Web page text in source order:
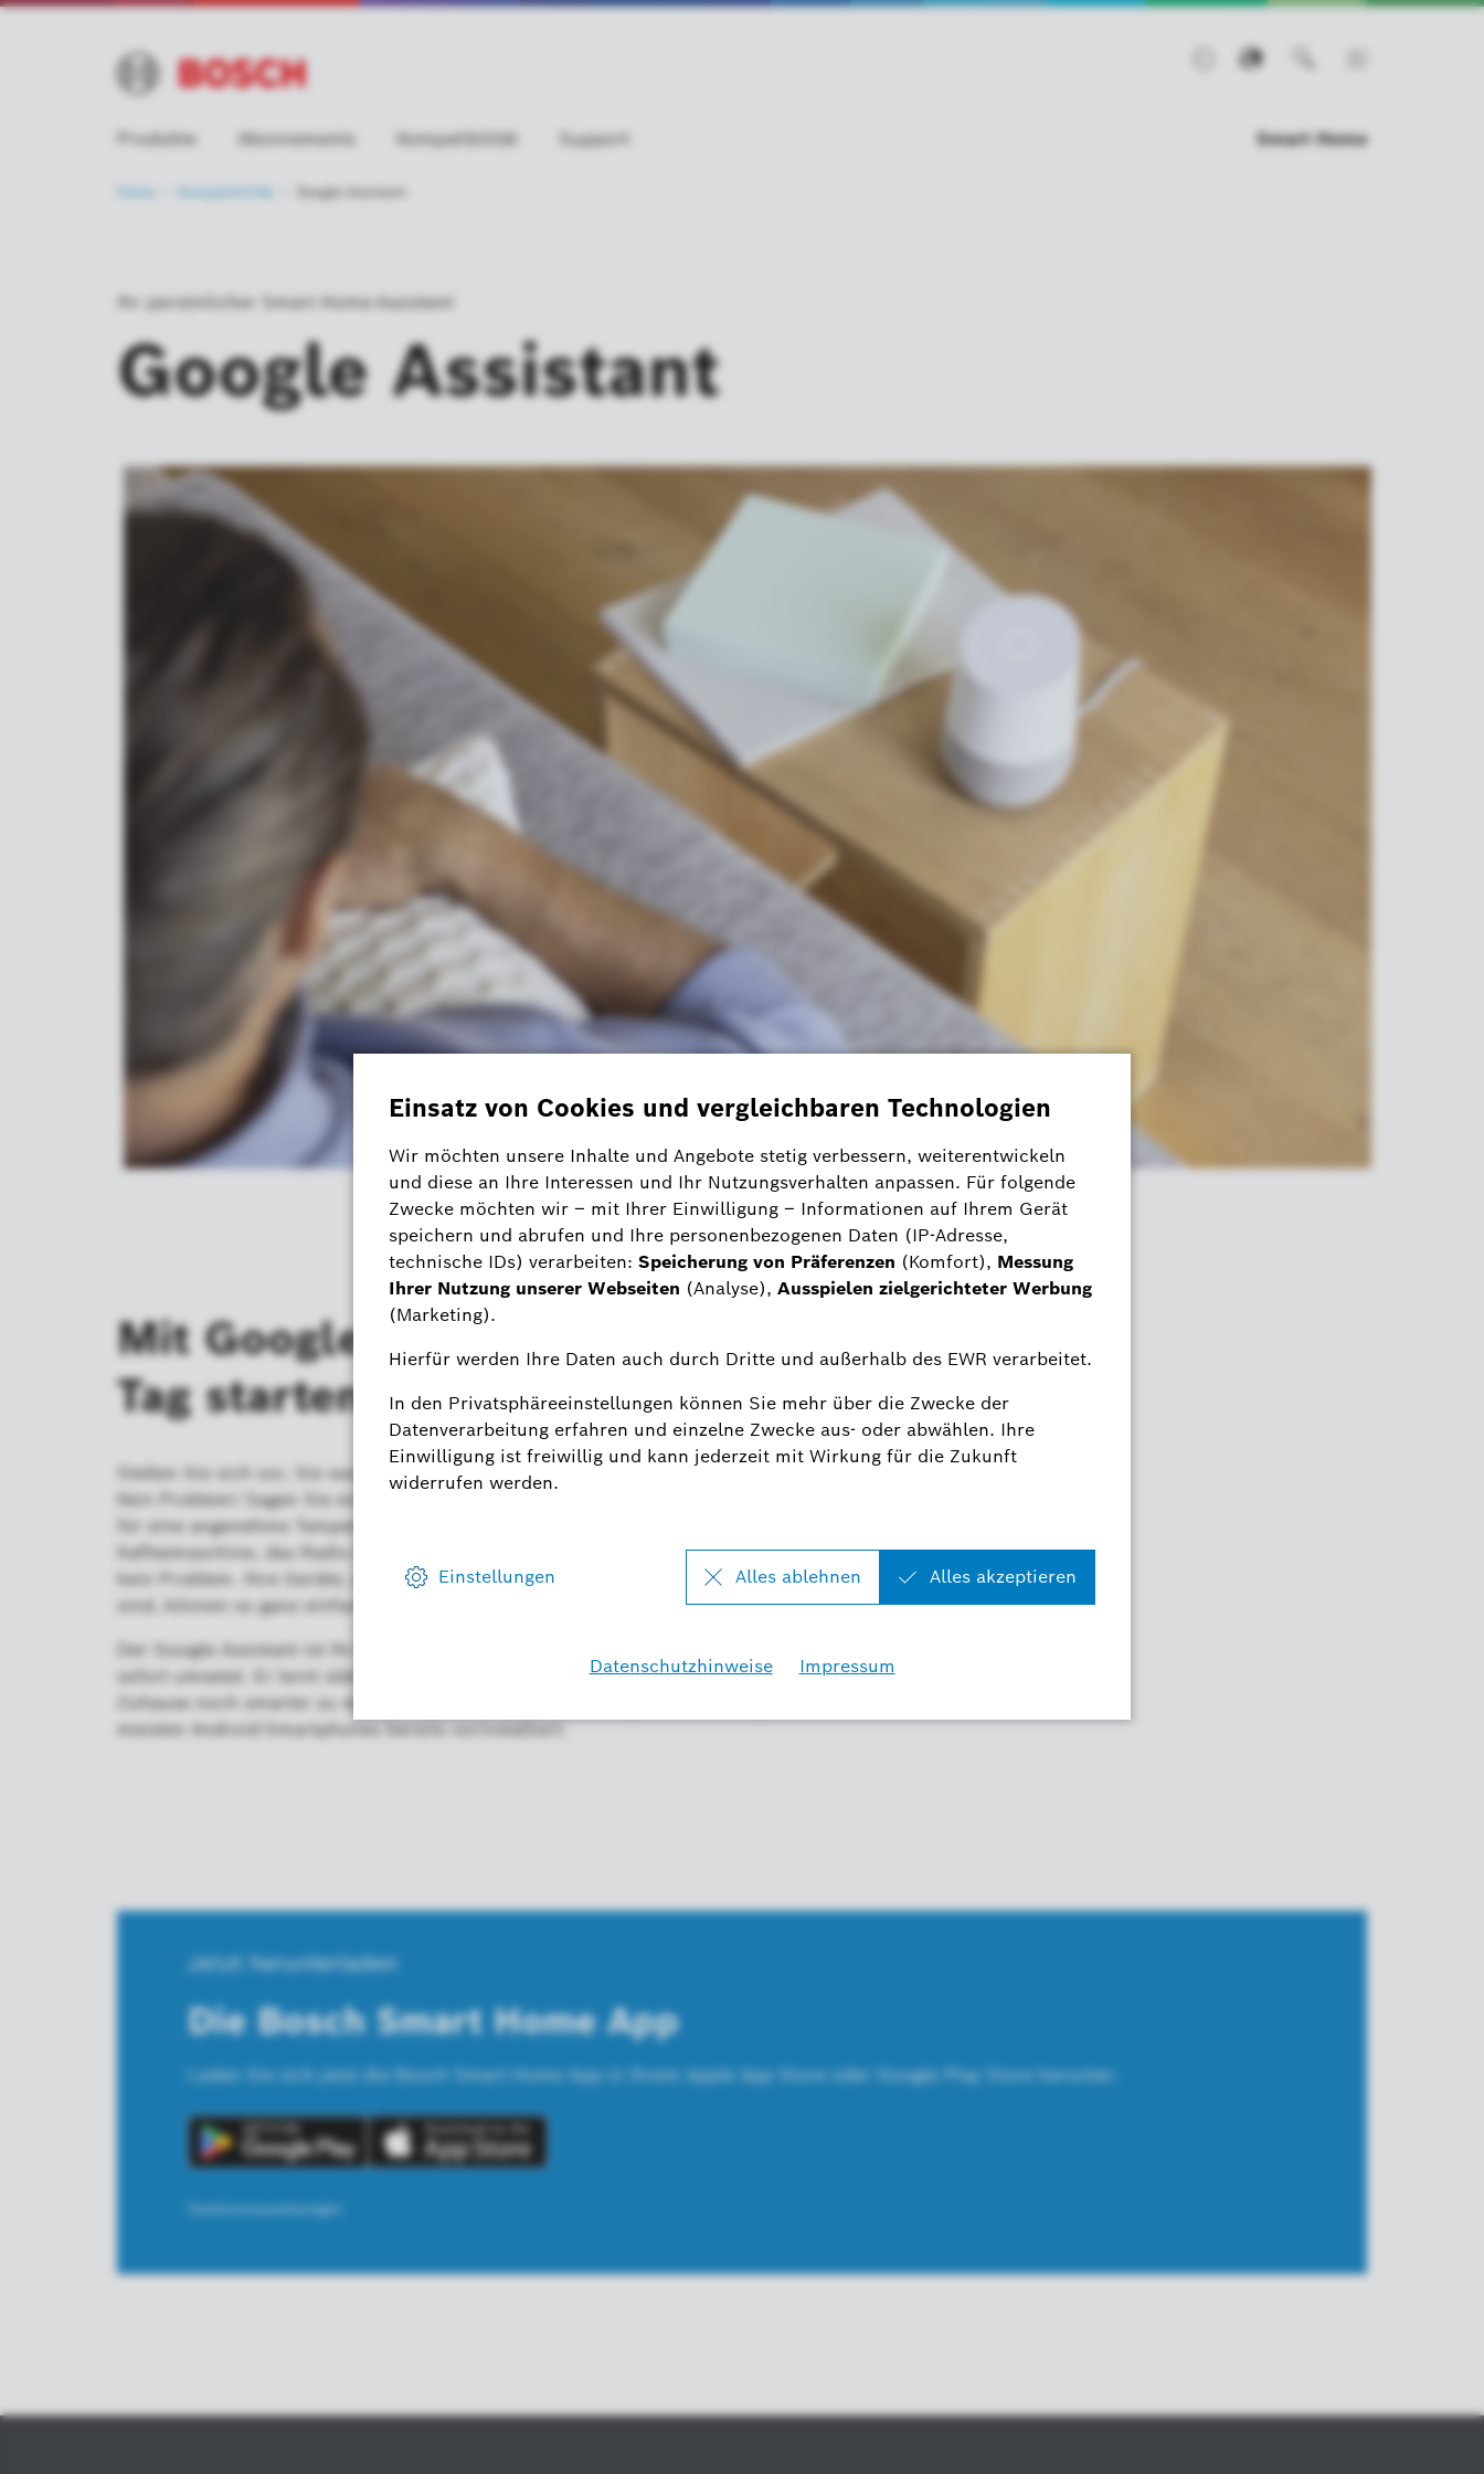
Produkte Abonnements Kompatibilität Support
Kompatibilität Google Assistant
Smart Home
Ihr persönlicher Smart Home-Assistent
Google Assistant
Mit Google Assistant smart in den
Tag starten.
Stellen Sie sich vor, Sie wachen morgens auf und es ist ein bisschen kühl im Schlafzimmer.
Kein Problem! Sagen Sie einfach „Ok Google, mir ist kalt!“ und Ihr Smart Home sorgt sofort
für eine angenehme Temperatur. Oder wie wäre es, wenn Sie noch im Bett liegend die
Kaffeemaschine, das Radio und das Licht einschalten? Mit dem Google Assistant ist das alles
kein Problem. Ihre Geräte, die über einen Zwischenstecker mit dem Stromnetz verbunden
sind, können so ganz einfach per Sprachbefehl gesteuert werden.
Der Google Assistant ist Ihr persönlicher Smart Home-Assistent, der Ihre Befehle versteht und
sofort umsetzt. Er lernt ständig dazu und bietet Ihnen so immer neue Möglichkeiten, Ihr
Zuhause noch smarter zu machen. Und das Beste: Die Google Assistant App ist auf den
meisten Android-Smartphones bereits vorinstalliert.
Jetzt herunterladen
Die Bosch Smart Home App
Laden Sie sich jetzt die Bosch Smart Home App in Ihrem Apple App Store oder Google Play Store herunter.
Systemvoraussetzungen